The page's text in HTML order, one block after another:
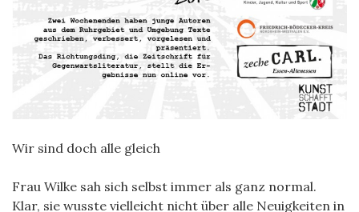
Wir sind doch alle gleich
Frau Wilke sah sich selbst immer als ganz normal.
Klar, sie wusste vielleicht nicht über alle Neuigkeiten in